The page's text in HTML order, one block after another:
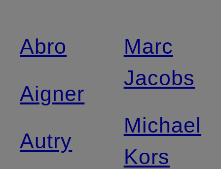
Abro
Aigner
Autry
Marc
Jacobs
Michael
Kors